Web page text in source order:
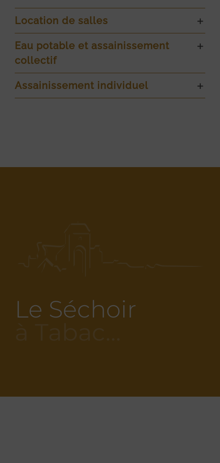
Location de salles
Eau potable et assainissement
collectif
Assainissement individuel
Le Séchoir